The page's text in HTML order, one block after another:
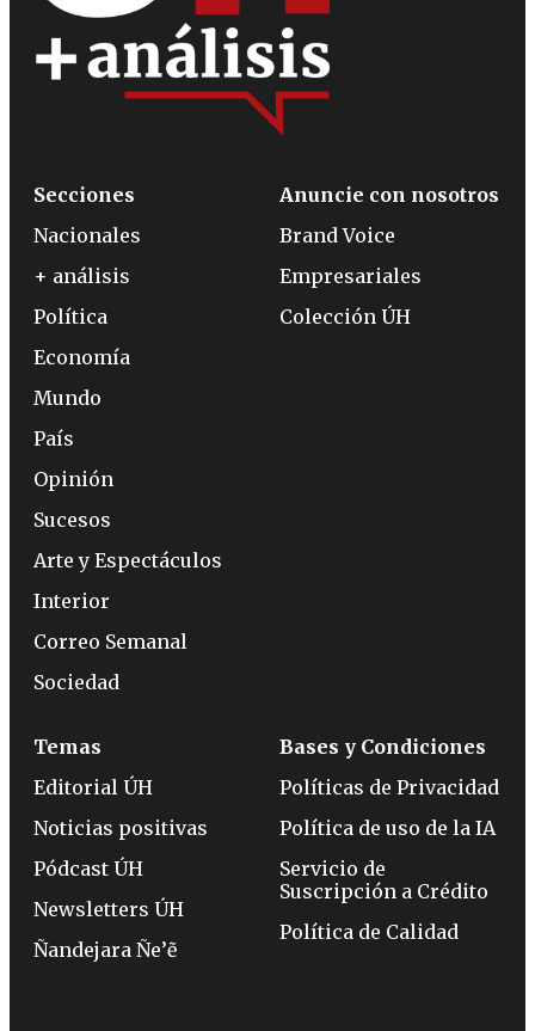
Secciones
Nacionales
+ análisis
Política
Economía
Mundo
País
Opinión
Sucesos
Arte y Espectáculos
Interior
Correo Semanal
Sociedad
Anuncie con nosotros
Brand Voice
Empresariales
Colección ÚH
Temas
Editorial ÚH
Noticias positivas
Pódcast ÚH
Newsletters ÚH
Ñandejara Ñe’ẽ
Bases y Condiciones
Políticas de Privacidad
Política de uso de la IA
Servicio de
Suscripción a Crédito
Política de Calidad